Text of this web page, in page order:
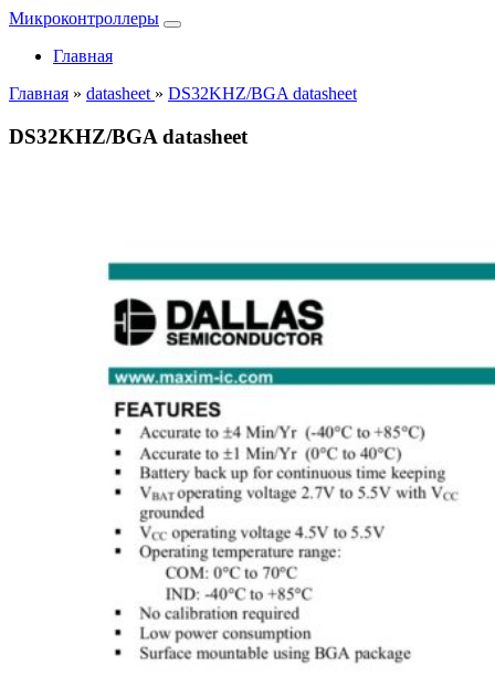
Микроконтроллеры
Главная
Главная » datasheet » DS32KHZ/BGA datasheet
DS32KHZ/BGA datasheet